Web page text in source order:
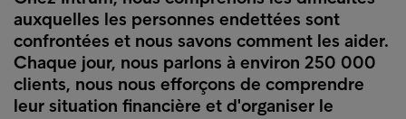
auxquelles les personnes endettées sont
confrontées et nous savons comment les aider.
Chaque jour, nous parlons à environ 250 000
clients, nous nous efforçons de comprendre
leur situation financière et d'organiser le